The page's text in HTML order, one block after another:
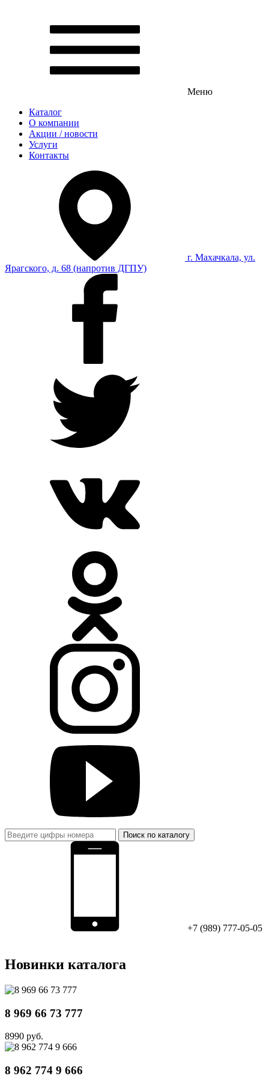
Меню
Каталог
О компании
Акции / новости
Услуги
Контакты
г. Махачкала, ул.
Ярагского, д. 68 (напротив ДГПУ)
Поиск по каталогу
+7 (989) 777-05-05
Новинки каталога
8 969 66 73 777
8990 руб.
8 962 774 9 666